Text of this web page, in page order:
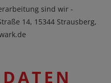
sind wir -
14, 15344 Strausberg,